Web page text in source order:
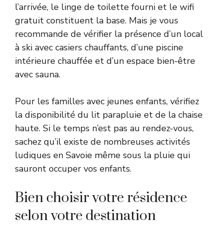
l’arrivée, le linge de toilette fourni et le wifi
gratuit constituent la base. Mais je vous
recommande de vérifier la présence d’un local
à ski avec casiers chauffants, d’une piscine
intérieure chauffée et d’un espace bien-être
avec sauna.
Pour les familles avec jeunes enfants, vérifiez
la disponibilité du lit parapluie et de la chaise
haute. Si le temps n’est pas au rendez-vous,
sachez qu’il existe de nombreuses activités
ludiques en Savoie même sous la pluie qui
sauront occuper vos enfants.
Bien choisir votre résidence
selon votre destination